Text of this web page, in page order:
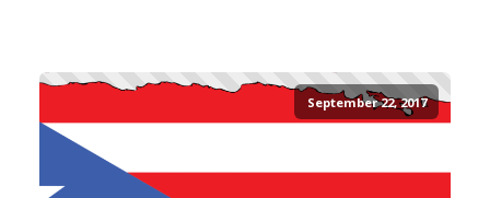
September 22, 2017